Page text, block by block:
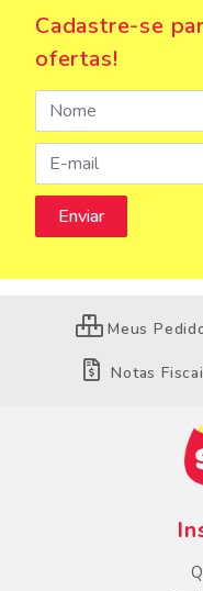
Cadastre-se
ofertas!
Meus
Notas